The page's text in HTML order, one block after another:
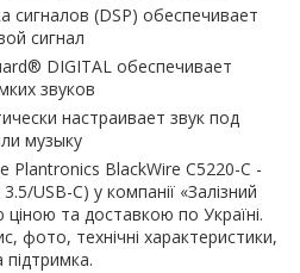
(DSP) обеспечивает
сигнал
DIGITAL обеспечивает
звуков
настраивает звук под
музыку
Plantronics BlackWire C5220-C -
USB-C) у компанії «Залізний
ціною та доставкою по Україні.
фото, технічні характеристики,
підтримка.